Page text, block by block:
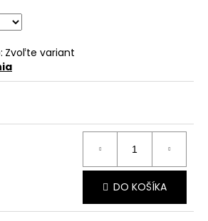
Zvoľte variant
DO KOŠÍKA